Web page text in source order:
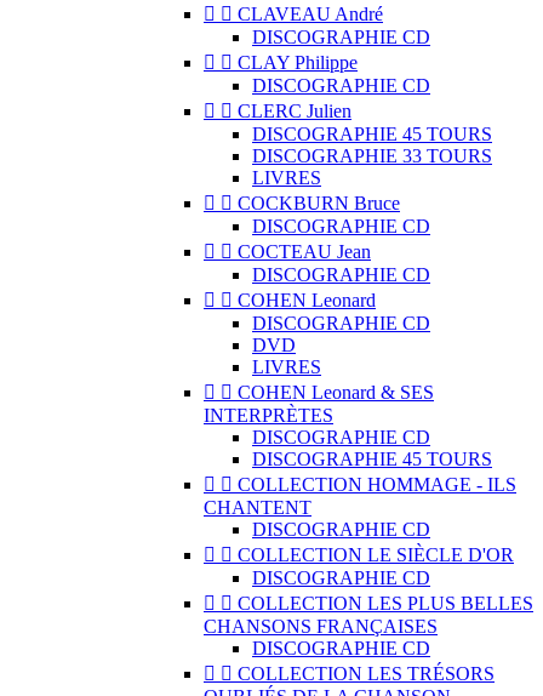
  CLAVEAU André
DISCOGRAPHIE CD
  CLAY Philippe
DISCOGRAPHIE CD
  CLERC Julien
DISCOGRAPHIE 45 TOURS
DISCOGRAPHIE 33 TOURS
LIVRES
  COCKBURN Bruce
DISCOGRAPHIE CD
  COCTEAU Jean
DISCOGRAPHIE CD
  COHEN Leonard
DISCOGRAPHIE CD
DVD
LIVRES
  COHEN Leonard & SES
INTERPRÈTES
DISCOGRAPHIE CD
DISCOGRAPHIE 45 TOURS
  COLLECTION HOMMAGE - ILS
CHANTENT
DISCOGRAPHIE CD
  COLLECTION LE SIÈCLE D'OR
DISCOGRAPHIE CD
  COLLECTION LES PLUS BELLES
CHANSONS FRANÇAISES
DISCOGRAPHIE CD
  COLLECTION LES TRÉSORS